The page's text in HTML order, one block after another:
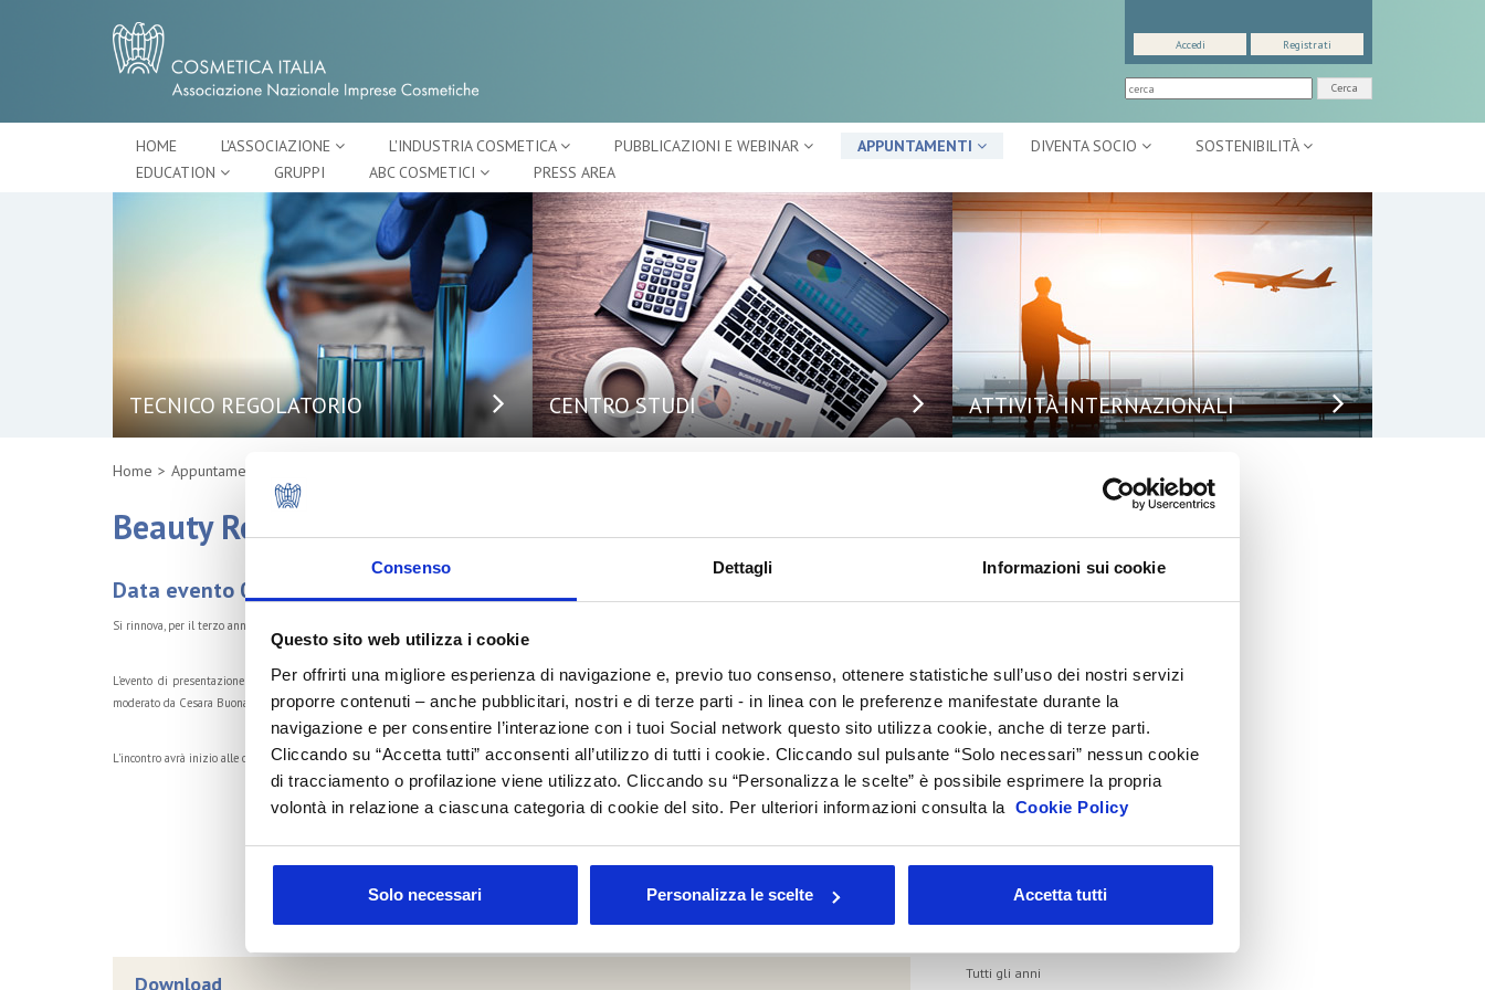
Consenso Dettagli Informazioni sui cookie
Questo sito web utilizza i cookie
Per offrirti una migliore esperienza di navigazione e, previo tuo consenso, ottenere statistiche sull’uso dei nostri servizi
proporre contenuti – anche pubblicitari, nostri e di terze parti - in linea con le preferenze manifestate durante la
navigazione e per consentire l’interazione con i tuoi Social network questo sito utilizza cookie, anche di terze parti.
Cliccando su “Accetta tutti” acconsenti all’utilizzo di tutti i cookie. Cliccando sul pulsante “Solo necessari” nessun cookie
di tracciamento o profilazione viene utilizzato. Cliccando su “Personalizza le scelte” è possibile esprimere la propria
volontà in relazione a ciascuna categoria di cookie del sito. Per ulteriori informazioni consulta la Cookie Policy
Solo necessari Personalizza le scelte Accetta tutti
Cerca
Accedi Registrati
HOME L'ASSOCIAZIONE L'INDUSTRIA COSMETICA PUBBLICAZIONI E WEBINAR APPUNTAMENTI DIVENTA SOCIO
SOSTENIBILITÀ
EDUCATION
GRUPPI ABC COSMETICI PRESS AREA
TECNICO REGOLATORIO CENTRO STUDI ATTIVITÀ INTERNAZIONALI
Home Appuntamenti
Beauty Report 2012
Data evento 06/06/2012
Si rinnova, per il terzo anno consecutivo, l'appuntamento con il Beauty Report, terzo Rapporto annuale sul valore dell'industria cosmetica in Italia.
L'evento di presentazione della pubblicazione promossa da Unipro e curata da Ermeneia sarà articolato in un percorso creativo seguito da untalk show
moderato da Cesara Buonamici.
L'incontro avrà inizio alle ore 18 di mercoledì 6 giugno presso Palazzo Wedekind, sede del quotidiano Il Tempo, in Piazza Colonna 366.
Download
Elenco Completo
Assemblea
Convegno tecnico internazionale
Information Day
Beauty Links
Beauty Report
Incontri tematici
Eventi Speciali
Leonardo Genio e Bellezza
Milano Beauty Week
Tutti gli anni